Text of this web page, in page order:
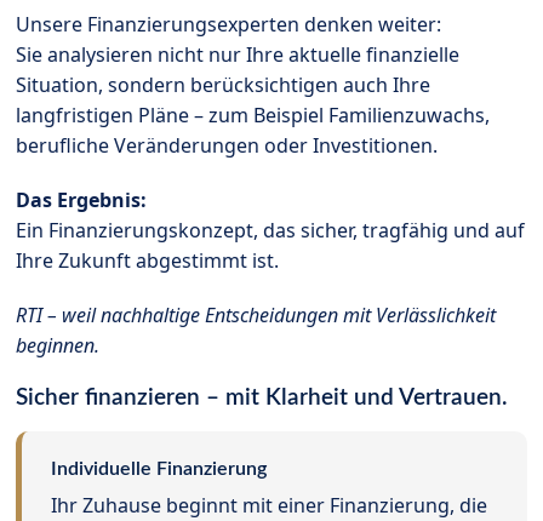
Unsere Finanzierungsexperten denken weiter:
Sie analysieren nicht nur Ihre aktuelle finanzielle
Situation, sondern berücksichtigen auch Ihre
langfristigen Pläne – zum Beispiel Familienzuwachs,
berufliche Veränderungen oder Investitionen.
Das Ergebnis:
Ein Finanzierungskonzept, das sicher, tragfähig und auf
Ihre Zukunft abgestimmt ist.
RTI – weil nachhaltige Entscheidungen mit Verlässlichkeit
beginnen.
Sicher finanzieren – mit Klarheit und Vertrauen.
Individuelle Finanzierung
Ihr Zuhause beginnt mit einer Finanzierung, die